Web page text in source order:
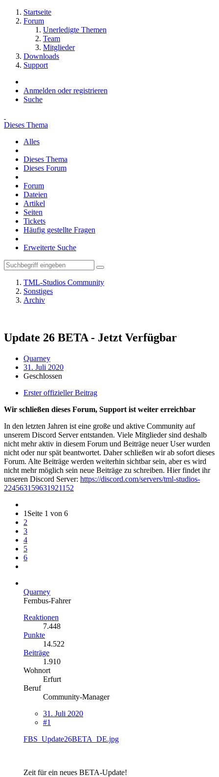
Startseite
Forum
Unerledigte Themen
Team
Mitglieder
Downloads
Support
Anmelden oder registrieren
Suche
Dieses Thema
Alles
Dieses Thema
Dieses Forum
Forum
Dateien
Artikel
Seiten
Tickets
Häufig gestellte Fragen
Erweiterte Suche
TML-Studios Community
Sonstiges
Archiv
Update 26 BETA - Jetzt Verfügbar
Quarney
31. Juli 2020
Geschlossen
Erster offizieller Beitrag
Wir schließen dieses Forum, Support ist weiter erreichbar
In den letzten Jahren ist eine große und aktive Community auf
unserem Discord Server entstanden. Viele Mitglieder sind deshalb
nicht mehr aktiv in diesem Forum und Beiträge neuer User wurden
nicht oder nur spät beantwortet. Daher schließen wir ab sofort dieses
Forum. Alte Beiträge werden weiterhin sichtbar sein, aber es wird
nicht mehr möglich sein neue Beiträge zu schreiben. Hier findet ihr
unseren Discord Server: https://discord.com/servers/tml-studios-
224563159631921152
1 Seite 1 von 6
2
3
4
5
6
Quarney
Fernbus-Fahrer
Reaktionen
7.448
Punkte
14.522
Beiträge
1.910
Wohnort
Erfurt
Beruf
Community-Manager
31. Juli 2020
#1
FBS_Update26BETA_DE.jpg
Zeit für ein neues BETA-Update!